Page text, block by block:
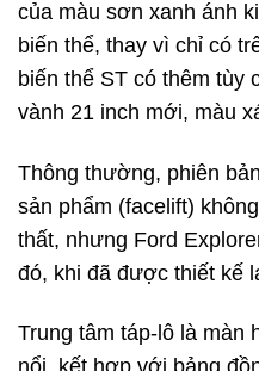
của màu sơn xanh ánh
biến thể, thay vì chỉ có
biến thể ST có thêm tùy
vành 21 inch mới, màu
Thông thường, phiên
sản phẩm (facelift)
thất, nhưng Ford
đó, khi đã được thiết kế
Trung tâm táp-lô là màn